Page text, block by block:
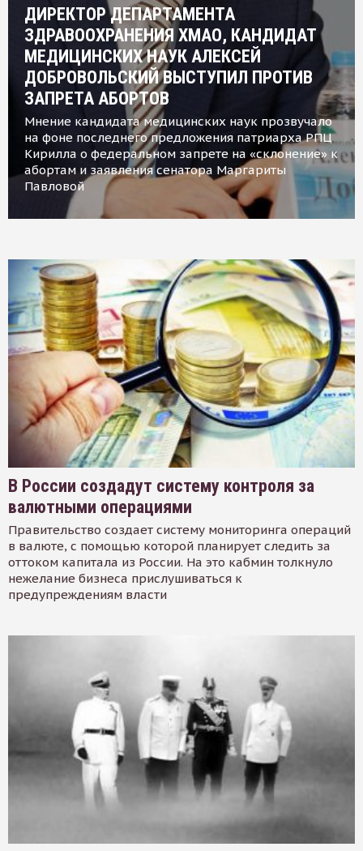
ДИРЕКТОР ДЕПАРТАМЕНТА
ЗДРАВООХРАНЕНИЯ ХМАО, КАНДИДАТ
МЕДИЦИНСКИХ НАУК АЛЕКСЕЙ
ДОБРОВОЛЬСКИЙ ВЫСТУПИЛ ПРОТИВ
ЗАПРЕТА АБОРТОВ
Мнение кандидата медицинских наук прозвучало
на фоне последнего предложения патриарха РПЦ
Кирилла о федеральном запрете на «склонение» к
абортам и заявления сенатора Маргариты
Павловой
В России создадут систему контроля за
валютными операциями
Правительство создает систему мониторинга операций
в валюте, с помощью которой планирует следить за
оттоком капитала из России. На это кабмин толкнуло
нежелание бизнеса прислушиваться к
предупреждениям власти